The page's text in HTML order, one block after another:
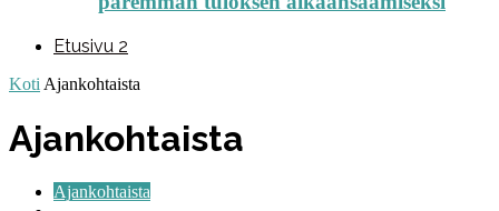
Etusivu 2
Koti Ajankohtaista
Ajankohtaista
Ajankohtaista